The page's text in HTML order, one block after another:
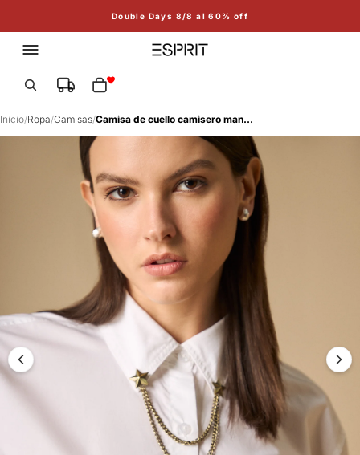
Double Days 8/8 al 60% off
Inicio/Ropa/Camisas/ Camisa de cuello camisero manga larga en algodón - Blanco